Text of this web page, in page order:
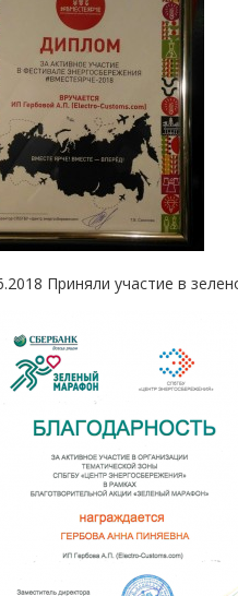
Приняли участие в